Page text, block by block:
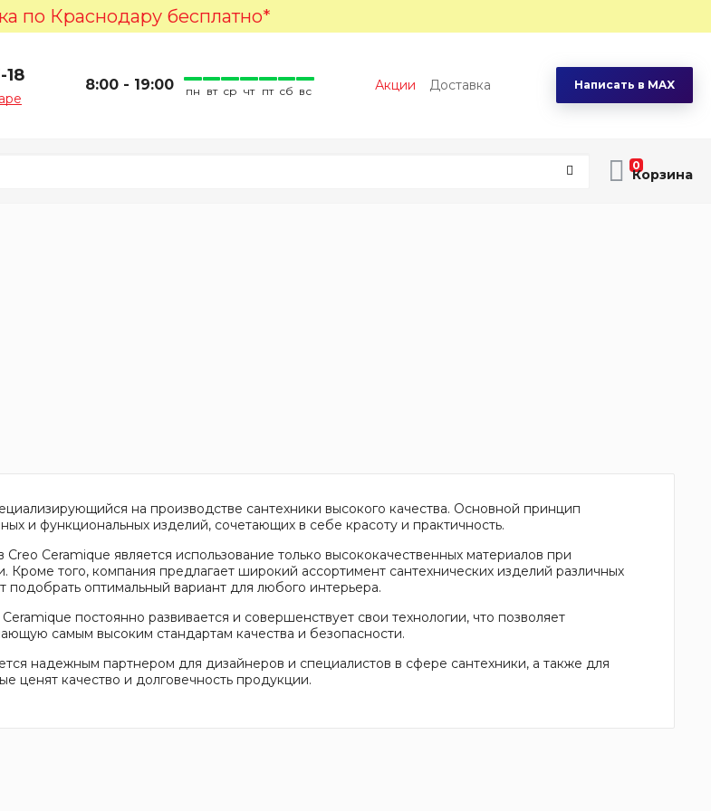
по Краснодару бесплатно*
18 Написать в MAX
8:00 - 19:00 пн вт ср чт пт сб вс Акции Доставка
0
на производстве сантехники высокого качества. Основной принцип
и функциональных изделий, сочетающих в себе красоту и практичность.
Ceramique является использование только высококачественных материалов при
Кроме того, компания предлагает широкий ассортимент сантехнических изделий различных
подобрать оптимальный вариант для любого интерьера.
постоянно развивается и совершенствует свои технологии, что позволяет
самым высоким стандартам качества и безопасности.
надежным партнером для дизайнеров и специалистов в сфере сантехники, а также для
ценят качество и долговечность продукции.